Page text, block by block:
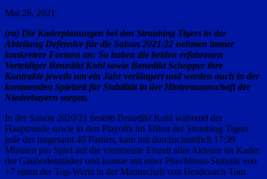
Mai 26, 2021
(ra) Die Kaderplanungen bei den Straubing Tigers in der
Abteilung Defensive für die Saison 2021/22 nehmen immer
konkretere Formen an: So haben die beiden erfahrenen
Verteidiger Benedikt Kohl sowie Benedikt Schopper ihre
Kontrakte jeweils um ein Jahr verlängert und werden auch in der
kommenden Spielzeit für Stabilität in der Hintermannschaft der
Niederbayern sorgen.
In der Saison 2020/21 bestritt Benedikt Kohl während der
Hauptrunde sowie in den Playoffs im Trikot der Straubing Tigers
jede der insgesamt 40 Partien, kam mit durchschnittlich 17:39
Minuten pro Spiel auf die viertmeiste Eiszeit aller Akteure im Kader
der Gäubodenstädter und konnte mit einer Plus/Minus-Statistik von
+7 einen der Top-Werte in der Mannschaft von Headcoach Tom